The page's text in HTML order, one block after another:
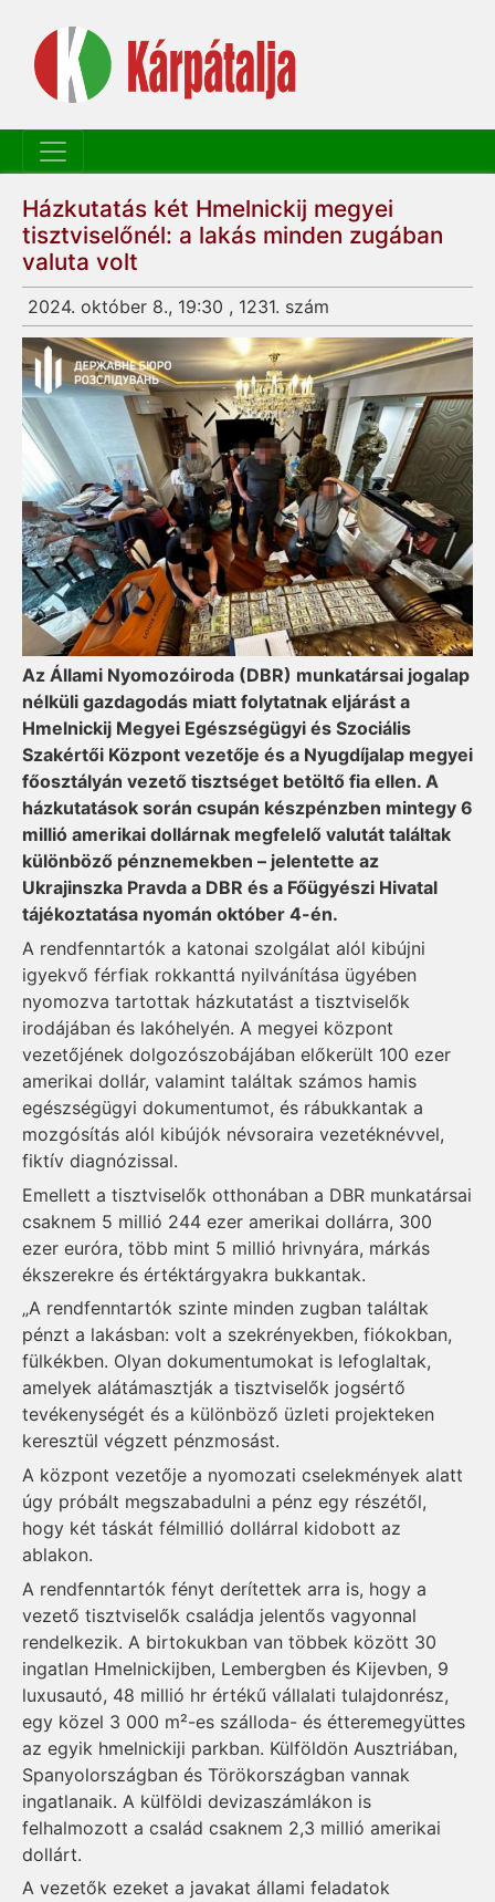
Házkutatás két Hmelnickij megyei
tisztviselőnél: a lakás minden zugában
valuta volt
2024. október 8., 19:30 , 1231. szám
Az Állami Nyomozóiroda (DBR) munkatársai jogalap
nélküli gazdagodás miatt folytatnak eljárást a
Hmelnickij Megyei Egészségügyi és Szociális
Szakértői Központ vezetője és a Nyugdíjalap megyei
főosztályán vezető tisztséget betöltő fia ellen. A
házkutatások során csupán készpénzben mintegy 6
millió amerikai dollárnak megfelelő valutát találtak
különböző pénznemekben – jelentette az
Ukrajinszka Pravda a DBR és a Főügyészi Hivatal
tájékoztatása nyomán október 4-én.
A rendfenntartók a katonai szolgálat alól kibújni
igyekvő férfiak rokkanttá nyilvánítása ügyében
nyomozva tartottak házkutatást a tisztviselők
irodájában és lakóhelyén. A megyei központ
vezetőjének dolgozószobájában előkerült 100 ezer
amerikai dollár, valamint találtak számos hamis
egészségügyi dokumentumot, és rábukkantak a
mozgósítás alól kibújók névsoraira vezetéknévvel,
fiktív diagnózissal.
Emellett a tisztviselők otthonában a DBR munkatársai
csaknem 5 millió 244 ezer amerikai dollárra, 300
ezer euróra, több mint 5 millió hrivnyára, márkás
ékszerekre és értéktárgyakra bukkantak.
„A rendfenntartók szinte minden zugban találtak
pénzt a lakásban: volt a szekrényekben, fiókokban,
fülkékben. Olyan dokumentumokat is lefoglaltak,
amelyek alátámasztják a tisztviselők jogsértő
tevékenységét és a különböző üzleti projekteken
keresztül végzett pénzmosást.
A központ vezetője a nyomozati cselekmények alatt
úgy próbált megszabadulni a pénz egy részétől,
hogy két táskát félmillió dollárral kidobott az
ablakon.
A rendfenntartók fényt derítettek arra is, hogy a
vezető tisztviselők családja jelentős vagyonnal
rendelkezik. A birtokukban van többek között 30
ingatlan Hmelnickijben, Lemberg­ben és Kijevben, 9
luxusautó, 48 millió hr értékű vállalati tulajdonrész,
egy közel 3 000 m²-es szálloda- és étteremegyüttes
az egyik hmelnickiji parkban. Külföldön Ausztriában,
Spanyolországban és Törökországban vannak
ingatlanaik. A külföldi devizaszámlákon is
felhalmozott a család csaknem 2,3 millió amerikai
dollárt.
A vezetők ezeket a javakat állami feladatok